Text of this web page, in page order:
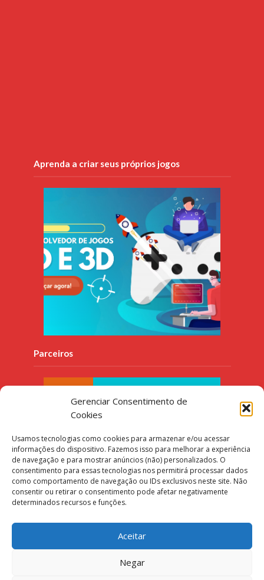
Gerenciar Consentimento de
Cookies
Usamos tecnologias como cookies para armazenar e/ou acessar
informações do dispositivo. Fazemos isso para melhorar a experiência
de navegação e para mostrar anúncios (não) personalizados. O
consentimento para essas tecnologias nos permitirá processar dados
como comportamento de navegação ou IDs exclusivos neste site. Não
consentir ou retirar o consentimento pode afetar negativamente
determinados recursos e funções.
Aceitar
Negar
Aprenda a criar seus próprios jogos
Parceiros